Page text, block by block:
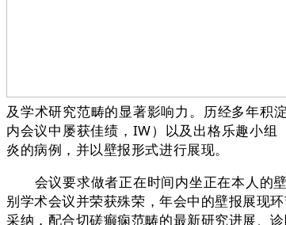
及学术研究范畴的显著影响力。历经多年积
内会议中屡获佳绩，IW）以及出格乐趣小
炎的病例，并以壁报形式进行展现。
会议要求做者正在时间内坐正在本人的壁
别学术会议并荣获殊荣，年会中的壁报展现
采纳，配合切磋癫痫范畴的最新研究进展、